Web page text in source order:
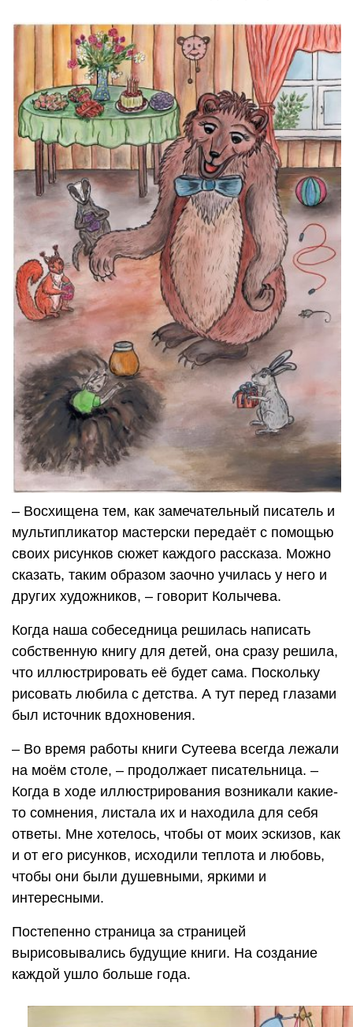
– Восхищена тем, как замечательный писатель и
мультипликатор мастерски передаёт с помощью
своих рисунков сюжет каждого рассказа. Можно
сказать, таким образом заочно училась у него и
других художников, – говорит Колычева.
Когда наша собеседница решилась написать
собственную книгу для детей, она сразу решила,
что иллюстрировать её будет сама. Поскольку
рисовать любила с детства. А тут перед глазами
был источник вдохновения.
– Во время работы книги Сутеева всегда лежали
на моём столе, – продолжает писательница. –
Когда в ходе иллюстрирования возникали какие-
то сомнения, листала их и находила для себя
ответы. Мне хотелось, чтобы от моих эскизов, как
и от его рисунков, исходили теплота и любовь,
чтобы они были душевными, яркими и
интересными.
Постепенно страница за страницей
вырисовывались будущие книги. На создание
каждой ушло больше года.